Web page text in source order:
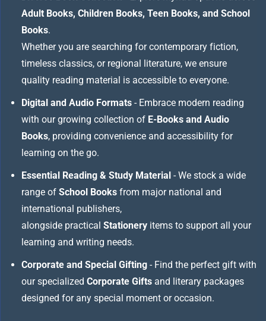
Adult Books, Children Books, Teen Books, and School
Books.
Whether you are searching for contemporary fiction,
timeless classics, or regional literature, we ensure
quality reading material is accessible to everyone.
Digital and Audio Formats - Embrace modern reading
with our growing collection of E-Books and Audio
Books, providing convenience and accessibility for
learning on the go.
Essential Reading & Study Material - We stock a wide
range of School Books from major national and
international publishers,
alongside practical Stationery items to support all your
learning and writing needs.
Corporate and Special Gifting - Find the perfect gift with
our specialized Corporate Gifts and literary packages
designed for any special moment or occasion.